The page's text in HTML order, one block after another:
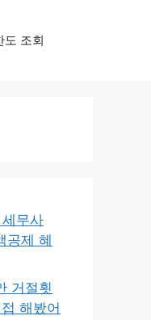
도 조회
무사
공제 혜
거절횟
해봤어